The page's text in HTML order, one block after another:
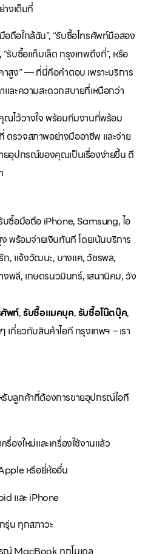
างเต็มที่
ถือใกล้ฉัน”, “รับซื้อโทรศัพท์มือสอง
“รับซื้อแท็บเล็ต กรุงเทพถึงที่”, หรือ
สูง” — ที่นี่คือคำตอบ เพราะบริการ
และความสะดวกสบายที่เหนือกว่า
ณไว้วางใจ พร้อมทีมงานที่พร้อม
รวจสภาพอย่างมืออาชีพ และจ่าย
ยอุปกรณ์ของคุณเป็นเรื่องง่ายขึ้น ดี
บซื้อมือถือ iPhone, Samsung, ไอ
พร้อมจ่ายเงินทันที โดยเน้นบริการ
ก, แจ้งวัฒนะ, บางแค, วัชรพล,
พลี, เกษตรนวมินทร์, เสนานิคม, วัง
พท์,รับซื้อแมคบุค,รับซื้อโน๊ตบุ๊ค,
เกี่ยวกับสินค้าไอที กรุงเทพฯ – เรา
รับลูกค้าที่ต้องการขายอุปกรณ์ไอที
รื่องใหม่และเครื่องใช้งานแล้ว
หรือยี่ห้ออื่น
และ iPhone
รุ่น ทุกสภาวะ